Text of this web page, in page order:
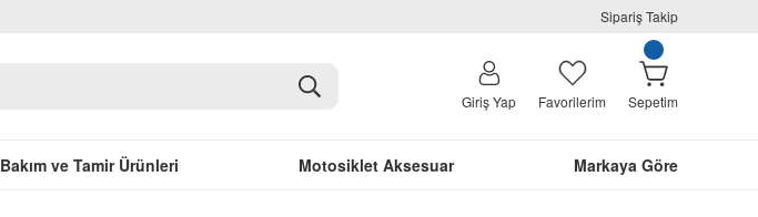
Sipariş Takip
Giriş Yap Favorilerim Sepetim
Bakım ve Tamir Ürünleri Motosiklet Aksesuar Markaya Göre